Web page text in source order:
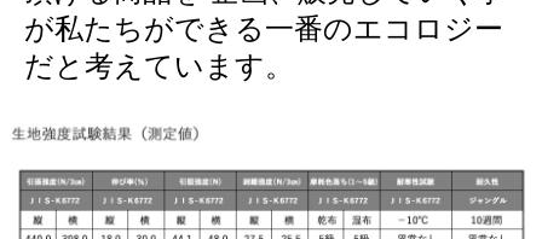
が私たちができる一番のエコロジー
だと考えています。